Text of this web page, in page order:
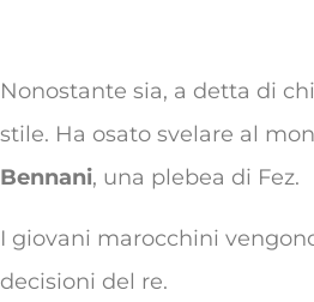
Nonostante sia, a detta di
stile. Ha osato svelare al
Bennani, una plebea di Fez.
I giovani marocchini
decisioni del re.